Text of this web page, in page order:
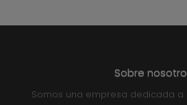
Sobre
Somos una empresa dedicada a